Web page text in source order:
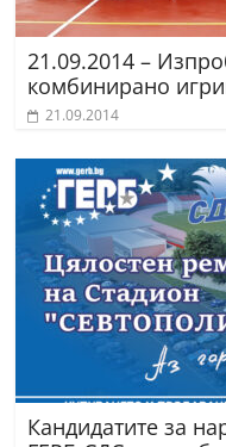
21.09.2014 –
комбинирано
21.09.2014
Кандидатите за